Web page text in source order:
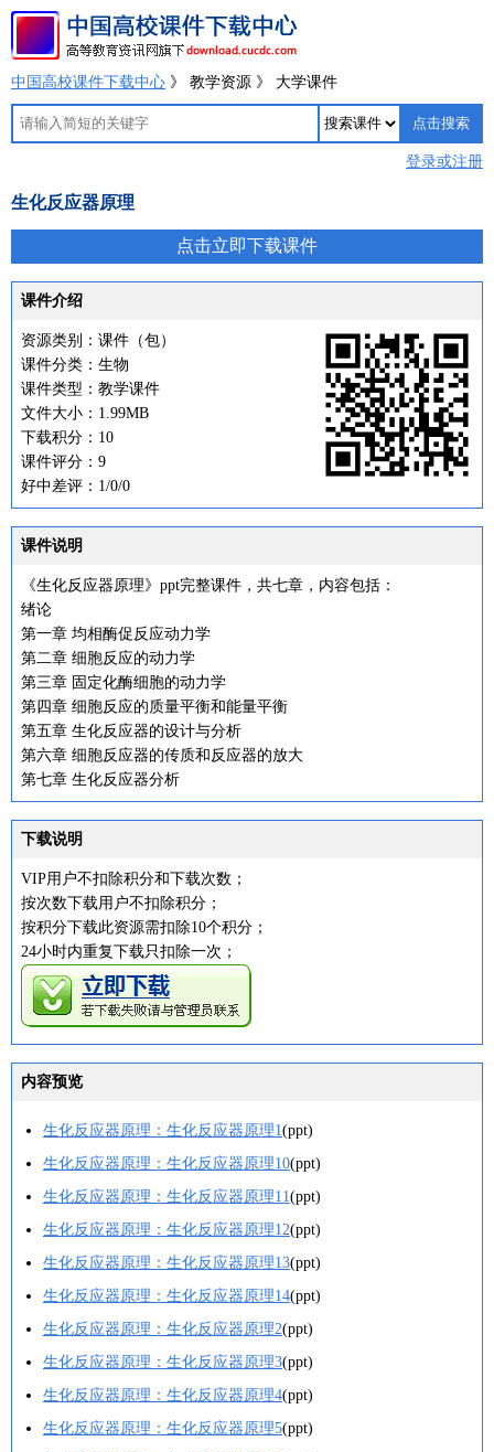
中国高校课件下载中心 》 教学资源 》 大学课件
登录或注册
生化反应器原理
点击立即下载课件
课件介绍
资源类别：课件（包）
课件分类：生物
课件类型：教学课件
文件大小：1.99MB
下载积分：10
课件评分：9
好中差评：1/0/0
课件说明
《生化反应器原理》ppt完整课件，共七章，内容包括：
绪论
第一章 均相酶促反应动力学
第二章 细胞反应的动力学
第三章 固定化酶细胞的动力学
第四章 细胞反应的质量平衡和能量平衡
第五章 生化反应器的设计与分析
第六章 细胞反应器的传质和反应器的放大
第七章 生化反应器分析
下载说明
VIP用户不扣除积分和下载次数；
按次数下载用户不扣除积分；
按积分下载此资源需扣除10个积分；
24小时内重复下载只扣除一次；
内容预览
生化反应器原理：生化反应器原理1(ppt)
生化反应器原理：生化反应器原理10(ppt)
生化反应器原理：生化反应器原理11(ppt)
生化反应器原理：生化反应器原理12(ppt)
生化反应器原理：生化反应器原理13(ppt)
生化反应器原理：生化反应器原理14(ppt)
生化反应器原理：生化反应器原理2(ppt)
生化反应器原理：生化反应器原理3(ppt)
生化反应器原理：生化反应器原理4(ppt)
生化反应器原理：生化反应器原理5(ppt)